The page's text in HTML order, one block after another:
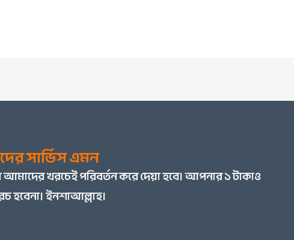
সার্ভিস এমন
আমাদের খরচেই পরিবর্তন করে দেয়া হবে। আপনার ১ টাকাও
হবেনা। ইনশাআল্লাহ।